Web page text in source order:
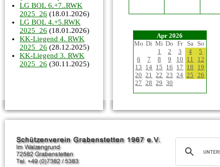
LG BOL 6.+7..RWK
2025_26 (18.01.2026)
LG BOL 4.+5.RWK
2025_26 (18.01.2026)
KK-Liegend 4. RWK
2025_26 (28.12.2025)
KK-Liegend 3. RWK
2025_26 (30.11.2025)
Apr 2026
Mo Di Mi Do Fr Sa So
1
2 3 4
5
6
7 8 9 10 11
12
13 14 15 16 17 18
19
20 21 22 23 24 25 26
27 28 29 30